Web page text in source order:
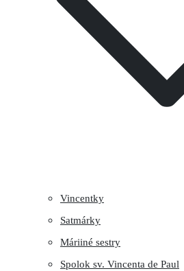
Vincentky
Satmárky
Máriiné sestry
Spolok sv. Vincenta de Paul